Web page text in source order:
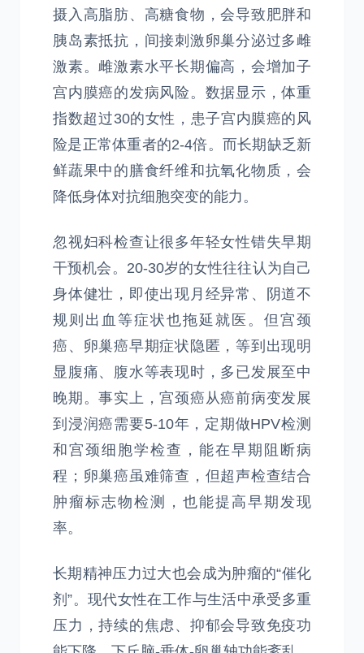
摄入高脂肪、高糖食物，会导致肥胖和
胰岛素抵抗，间接刺激卵巢分泌过多雌
激素。雌激素水平长期偏高，会增加子
宫内膜癌的发病风险。数据显示，体重
指数超过30的女性，患子宫内膜癌的风
险是正常体重者的2-4倍。而长期缺乏新
鲜蔬果中的膳食纤维和抗氧化物质，会
降低身体对抗细胞突变的能力。
忽视妇科检查让很多年轻女性错失早期
干预机会。20-30岁的女性往往认为自己
身体健壮，即使出现月经异常、阴道不
规则出血等症状也拖延就医。但宫颈
癌、卵巢癌早期症状隐匿，等到出现明
显腹痛、腹水等表现时，多已发展至中
晚期。事实上，宫颈癌从癌前病变发展
到浸润癌需要5-10年，定期做HPV检测
和宫颈细胞学检查，能在早期阻断病
程；卵巢癌虽难筛查，但超声检查结合
肿瘤标志物检测，也能提高早期发现
率。
长期精神压力过大也会成为肿瘤的“催化
剂”。现代女性在工作与生活中承受多重
压力，持续的焦虑、抑郁会导致免疫功